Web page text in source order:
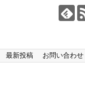
最新投稿 お問い合わせ